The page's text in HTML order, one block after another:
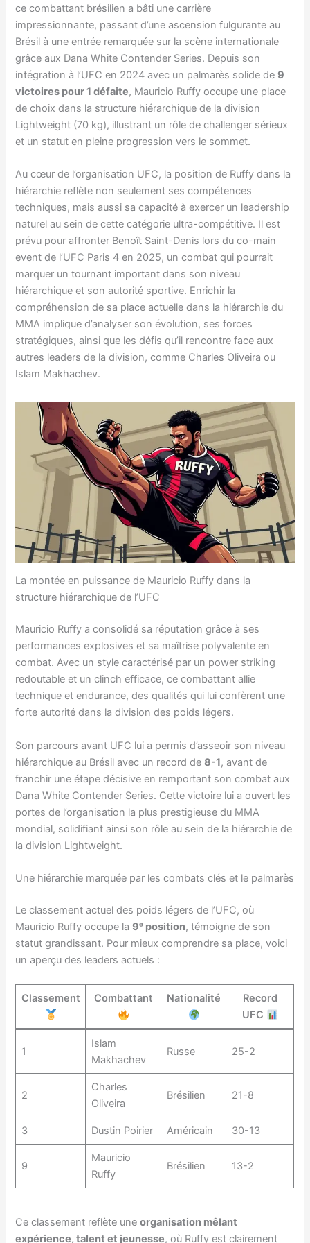
ce combattant brésilien a bâti une carrière
impressionnante, passant d’une ascension fulgurante au
Brésil à une entrée remarquée sur la scène internationale
grâce aux Dana White Contender Series. Depuis son
intégration à l’UFC en 2024 avec un palmarès solide de 9
victoires pour 1 défaite, Mauricio Ruffy occupe une place
de choix dans la structure hiérarchique de la division
Lightweight (70 kg), illustrant un rôle de challenger sérieux
et un statut en pleine progression vers le sommet.
Au cœur de l’organisation UFC, la position de Ruffy dans la
hiérarchie reflète non seulement ses compétences
techniques, mais aussi sa capacité à exercer un leadership
naturel au sein de cette catégorie ultra-compétitive. Il est
prévu pour affronter Benoît Saint-Denis lors du co-main
event de l’UFC Paris 4 en 2025, un combat qui pourrait
marquer un tournant important dans son niveau
hiérarchique et son autorité sportive. Enrichir la
compréhension de sa place actuelle dans la hiérarchie du
MMA implique d’analyser son évolution, ses forces
stratégiques, ainsi que les défis qu’il rencontre face aux
autres leaders de la division, comme Charles Oliveira ou
Islam Makhachev.
La montée en puissance de Mauricio Ruffy dans la
structure hiérarchique de l’UFC
Mauricio Ruffy a consolidé sa réputation grâce à ses
performances explosives et sa maîtrise polyvalente en
combat. Avec un style caractérisé par un power striking
redoutable et un clinch efficace, ce combattant allie
technique et endurance, des qualités qui lui confèrent une
forte autorité dans la division des poids légers.
Son parcours avant UFC lui a permis d’asseoir son niveau
hiérarchique au Brésil avec un record de8-1, avant de
franchir une étape décisive en remportant son combat aux
Dana White Contender Series. Cette victoire lui a ouvert les
portes de l’organisation la plus prestigieuse du MMA
mondial, solidifiant ainsi son rôle au sein de la hiérarchie de
la division Lightweight.
Une hiérarchie marquée par les combats clés et le palmarès
Le classement actuel des poids légers de l’UFC, où
Mauricio Ruffy occupe la 9ᵉ position, témoigne de son
statut grandissant. Pour mieux comprendre sa place, voici
un aperçu des leaders actuels :
Classement Combattant Nationalité
Record
UFC
1
Islam
Makhachev
Russe 25-2
2
Charles
Oliveira
Brésilien 21-8
3 Dustin Poirier Américain 30-13
9
Mauricio
Ruffy
Brésilien 13-2
Ce classement reflète uneorganisation mêlant
expérience, talent et jeunesse, où Ruffy est clairement